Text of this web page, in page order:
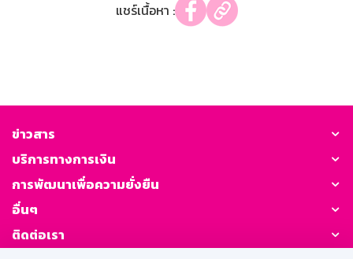
แชร์เนื้อหา :
ข่าวสาร
บริการทางการเงิน
การพัฒนาเพื่อความยั่งยืน
อื่นๆ
ติดต่อเรา